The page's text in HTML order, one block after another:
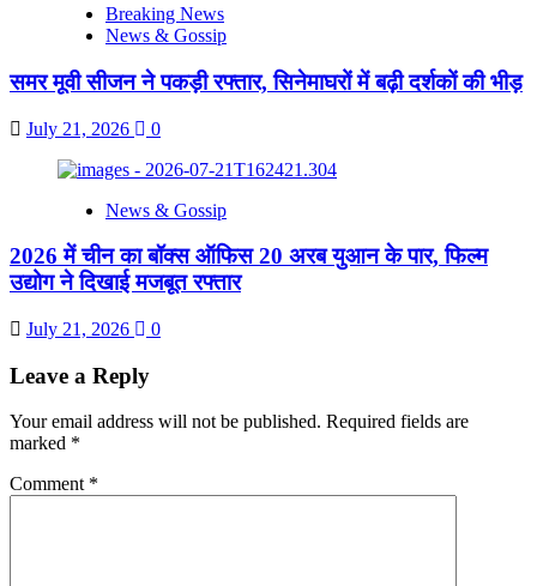
Breaking News
News & Gossip
समर मूवी सीजन ने पकड़ी रफ्तार, सिनेमाघरों में बढ़ी दर्शकों की भीड़
July 21, 2026 0
News & Gossip
2026 में चीन का बॉक्स ऑफिस 20 अरब युआन के पार, फिल्म
उद्योग ने दिखाई मजबूत रफ्तार
July 21, 2026 0
Leave a Reply
Your email address will not be published. Required fields are
marked *
Comment *